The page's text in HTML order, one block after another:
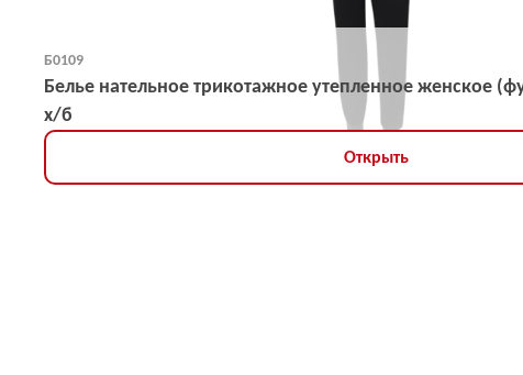
Б0109
Белье нательное трикотажное утепленное женское
х/б
Открыть